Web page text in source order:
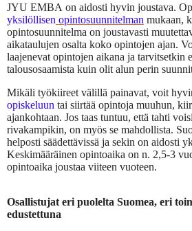
JYU EMBA on aidosti hyvin joustava.
yksilöllisen opintosuunnitelman mukaan,
opintosuunnitelma on joustavasti
aikataulujen osalta koko opintojen ajan.
laajenevat opintojen aikana ja tarvitsetkin
talousosaamista kuin olit alun perin
Mikäli työkiireet välillä painavat, voit
opiskeluun tai siirtää opintoja muuhun,
ajankohtaan. Jos taas tuntuu, että tahti
rivakampikin, on myös se mahdollista.
helposti säädettävissä ja sekin on aidosti
Keskimääräinen opintoaika on n. 2,5-3
opintoaika joustaa viiteen vuoteen.
Osallistujat eri puolelta Suomea, eri
edustettuna